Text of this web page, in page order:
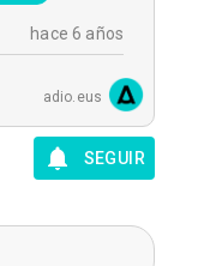
hace 6 años
adio.eus
SEGUIR